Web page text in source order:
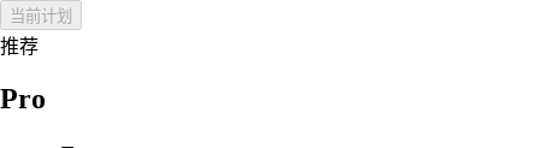
当前计划
推荐
Pro